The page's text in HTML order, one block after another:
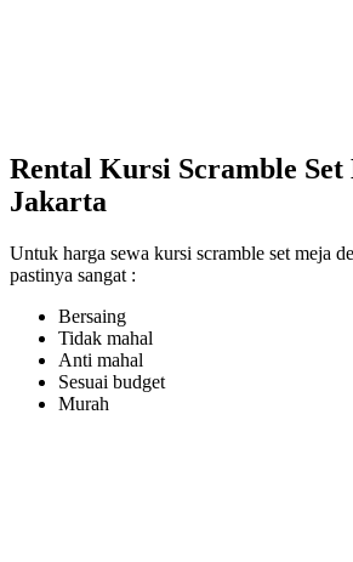
Rental Kursi Scramble
Jakarta
Untuk harga sewa kursi scramble set meja
pastinya sangat :
Bersaing
Tidak mahal
Anti mahal
Sesuai budget
Murah